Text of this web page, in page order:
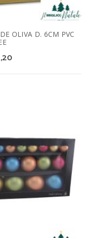
OLIVA D. 6CM PVC